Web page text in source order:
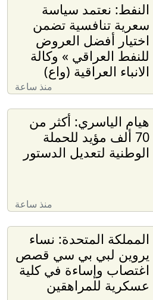
النفط: نعتمد سياسة
سعرية تنافسية تضمن
اختيار أفضل العروض
للنفط العراقي » وكالة
الانباء العراقية (واع)
منذ ساعة
هيام الياسري: أكثر من
70 ألف مؤيد للحملة
الوطنية لتعديل الدستور
منذ ساعة
المملكة المتحدة: نساء
يروين لبي بي سي قصص
اغتصاب وإساءة في كلية
عسكرية للمراهقين